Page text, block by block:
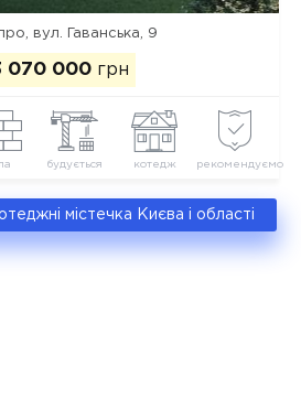
вул. Гаванська, 9
070 000 грн
будується котедж рекомендуємо
містечка Києва і області